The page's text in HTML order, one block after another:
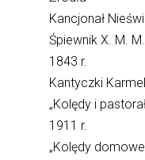
Kancjonał
Śpiewnik X. M.
1843 r.
Kantyczki
„Kolędy i
1911 r.
„Kolędy